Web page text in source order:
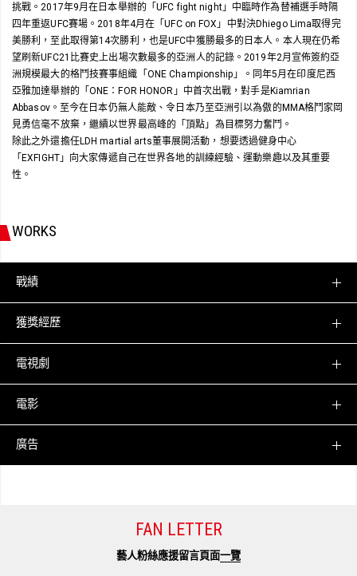
挑戰。2017年9月在日本舉辦的「UFC fight night」中臨時作為替補選手時隔
四年重返UFC賽場。2018年4月在「UFC on FOX」中對決Dhiego Lima取得完
美勝利，至此取得第14次勝利，也是UFC中獲勝最多的日本人。本人現在仍希
望刷新UFC21比賽史上出場次數最多的亞洲人的記錄。2019年2月宣佈簽約亞
洲規模最大的格鬥技賽事組織「ONE Championship」。同年5月在印度尼西
亞雅加達舉辦的「ONE：FOR HONOR」中首次出戰，對手是Kiamrian
Abbasov。至今在日本仍無人能敵、令日本乃至亞洲引以為傲的MMA格鬥家岡
見勇信毫不放棄，繼續以世界最高峰的「頂點」為目標努力奮鬥。
除此之外還擔任LDH martial arts董事展開活動，想要透過健身中心
「EXFIGHT」向大家傳遞自己在世界各地的訓練經驗、運動樂趣以及其重要
性。
WORKS
戰績
獲獎經歷
電視劇
電影
廣告
FAN LETTER
藝人粉絲應援留言頁面一覽